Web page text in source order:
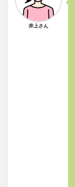
井上さん